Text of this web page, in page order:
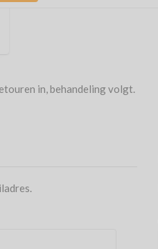
in, behandeling volgt.